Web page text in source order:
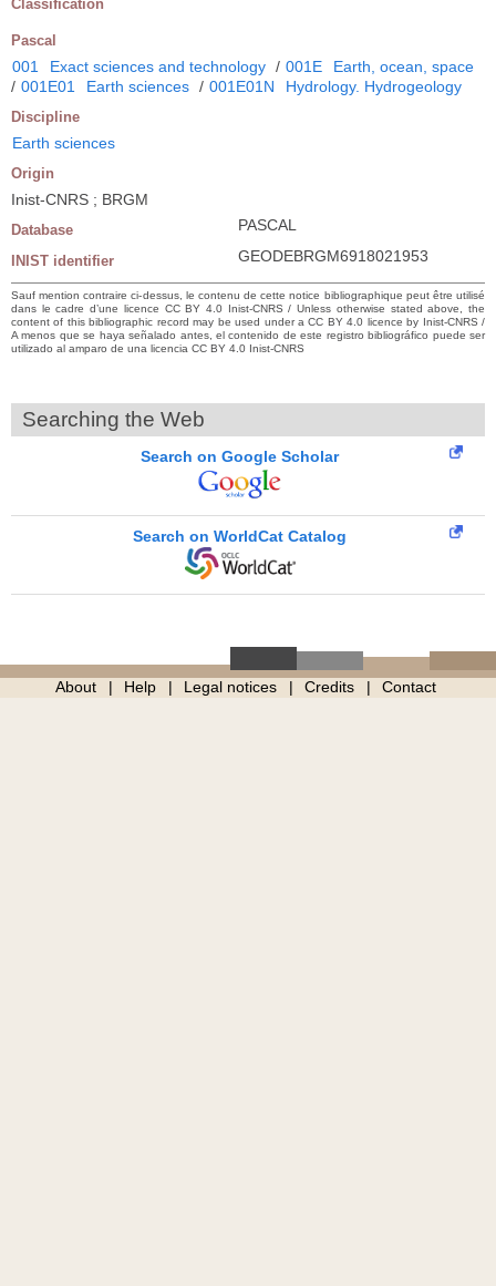
Classification
Pascal
001 Exact sciences and technology / 001E
Earth, ocean, space
/ 001E01 Earth sciences / 001E01N Hydrology. Hydrogeology
Discipline
Earth sciences
Origin
Inist-CNRS ; BRGM
Database PASCAL
INIST identifier GEODEBRGM6918021953
Sauf mention contraire ci-dessus, le contenu de cette notice bibliographique peut être utilisé
dans le cadre d’une licence CC BY 4.0 Inist-CNRS / Unless otherwise stated above, the
content of this bibliographic record may be used under a CC BY 4.0 licence by Inist-CNRS /
A menos que se haya señalado antes, el contenido de este registro bibliográfico puede ser
utilizado al amparo de una licencia CC BY 4.0 Inist-CNRS
Searching the Web
Search on Google Scholar
Search on WorldCat Catalog
About Help Legal notices Credits Contact